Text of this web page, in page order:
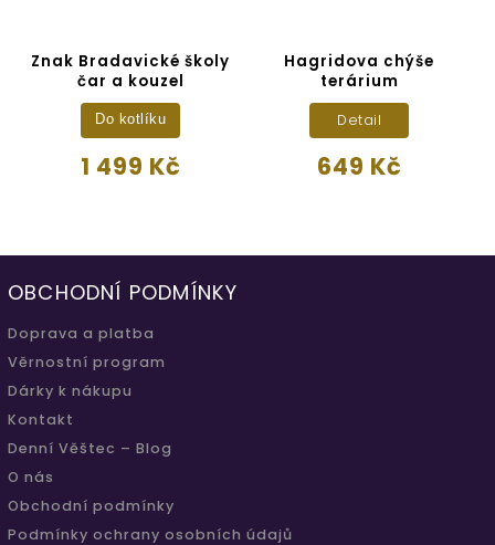
Znak Bradavické školy
čar a kouzel
1 499 Kč
Do kotlíku
Hagridova chýše
terárium
649 Kč
Detail
OBCHODNÍ PODMÍNKY
Doprava a platba
Věrnostní program
Dárky k nákupu
Kontakt
Denní Věštec – Blog
O nás
Obchodní podmínky
Podmínky ochrany osobních údajů